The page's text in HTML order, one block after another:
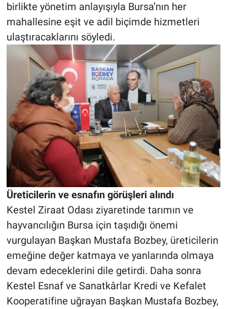
birlikte yönetim anlayışıyla Bursa’nın her
mahallesine eşit ve adil biçimde hizmetleri
ulaştıracaklarını söyledi.
Üreticilerin ve esnafın görüşleri alındı
Kestel Ziraat Odası ziyaretinde tarımın ve
hayvancılığın Bursa için taşıdığı önemi
vurgulayan Başkan Mustafa Bozbey, üreticilerin
emeğine değer katmaya ve yanlarında olmaya
devam edeceklerini dile getirdi. Daha sonra
Kestel Esnaf ve Sanatkârlar Kredi ve Kefalet
Kooperatifine uğrayan Başkan Mustafa Bozbey,